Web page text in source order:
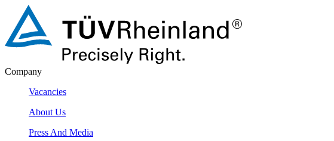
Company
Vacancies
About Us
Press And Media